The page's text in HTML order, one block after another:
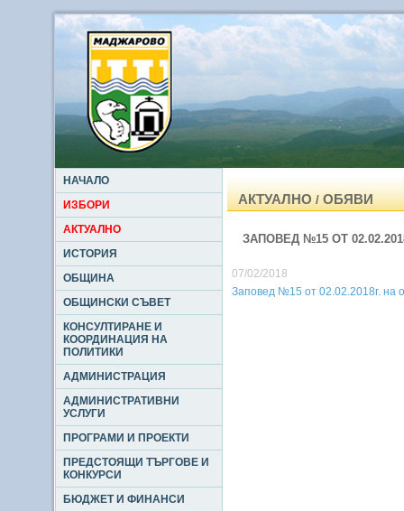
НАЧАЛО
ИЗБОРИ
АКТУАЛНО
ИСТОРИЯ
ОБЩИНА
ОБЩИНСКИ СЪВЕТ
КОНСУЛТИРАНЕ И
КООРДИНАЦИЯ НА
ПОЛИТИКИ
АДМИНИСТРАЦИЯ
АДМИНИСТРАТИВНИ
УСЛУГИ
ПРОГРАМИ И ПРОЕКТИ
ПРЕДСТОЯЩИ ТЪРГОВЕ И
КОНКУРСИ
БЮДЖЕТ И ФИНАНСИ
АКТУАЛНО/ОБЯВИ
ЗАПОВЕД №15 ОТ
07/02/2018
Заповед №15 от 02.02.2018г. на